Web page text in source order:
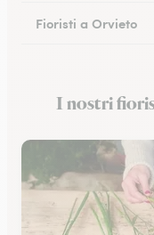
Fioristi a Orvieto
Fioristi a Narni
I nostri